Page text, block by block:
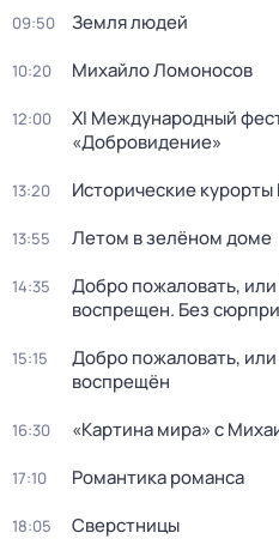
09:50 Земля людей
10:20 Михайло Ломоносов
12:00
XI Международный
«Добровидение»
13:20 Исторические курорты
13:55 Летом в зелёном доме
14:35
Добро пожаловать,
воспрещен. Без
15:15
Добро пожаловать,
воспрещён
16:30 «Картина мира» с
17:10 Романтика романса
18:05 Сверстницы